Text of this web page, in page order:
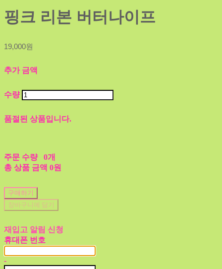
핑크 리본 버터나이프
19,000원
추가 금액
수량
품절된 상품입니다.
주문 수량
0개
총 상품 금액 0원
구매하기
장바구니에 담기
재입고 알림 신청
휴대폰 번호
-